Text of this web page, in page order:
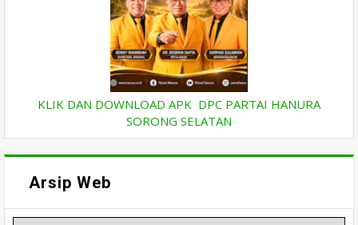
KLIK DAN DOWNLOAD APK DPC PARTAI HANURA
SORONG SELATAN
Arsip Web